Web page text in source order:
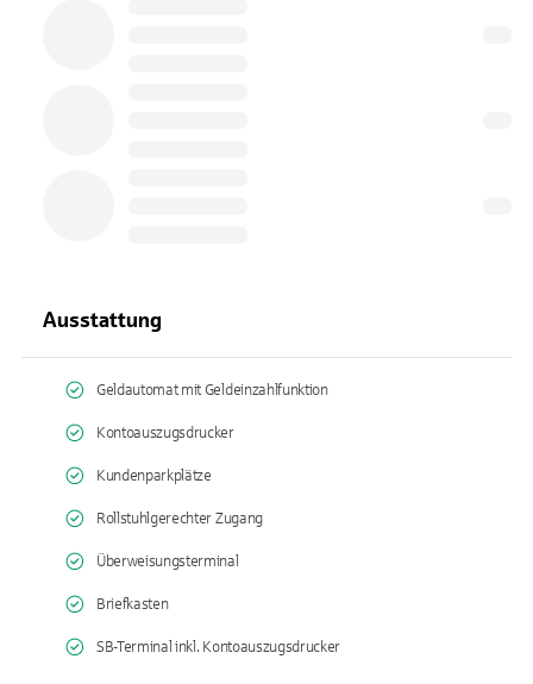
Ausstattung
Geldautomat mit Geldeinzahlfunktion
Kontoauszugsdrucker
Kundenparkplätze
Rollstuhlgerechter Zugang
Überweisungsterminal
Briefkasten
SB-Terminal inkl. Kontoauszugsdrucker